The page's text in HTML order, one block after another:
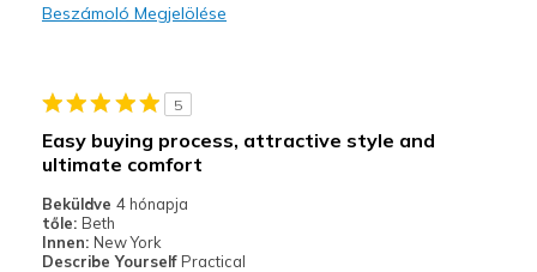
Going Out
Travel
Width
Sizing
Beszámoló Megjelölése
5
Easy buying process, attractive style and
ultimate comfort
Beküldve 4 hónapja
tőle: Beth
Innen: New York
Describe Yourself Practical